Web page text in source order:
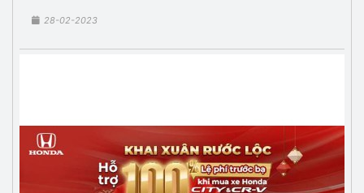
28-02-2023